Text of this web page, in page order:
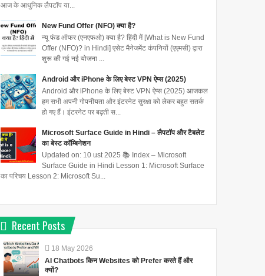
आज के आधुनिक लैपटॉप या...
New Fund Offer (NFO) क्या है?
न्यू फंड ऑफर (एनएफओ) क्या है? हिंदी में [What is New Fund
Offer (NFO)? in Hindi] एसेट मैनेजमेंट कंपनियों (एएमसी) द्वारा
शुरू की गई नई योजना ...
Android और iPhone के लिए बेस्ट VPN ऐप्स (2025)
Android और iPhone के लिए बेस्ट VPN ऐप्स (2025) आजकल
हम सभी अपनी गोपनीयता और इंटरनेट सुरक्षा को लेकर बहुत सतर्क
हो गए हैं। इंटरनेट पर बढ़ती स...
Microsoft Surface Guide in Hindi – लैपटॉप और टैबलेट
का बेस्ट कॉम्बिनेशन
Updated on: 10 ust 2025 📚 Index – Microsoft
Surface Guide in Hindi Lesson 1: Microsoft Surface
का परिचय Lesson 2: Microsoft Su...
Recent Posts
18 May 2026
AI Chatbots किन Websites को Prefer करते हैं और
क्यों?